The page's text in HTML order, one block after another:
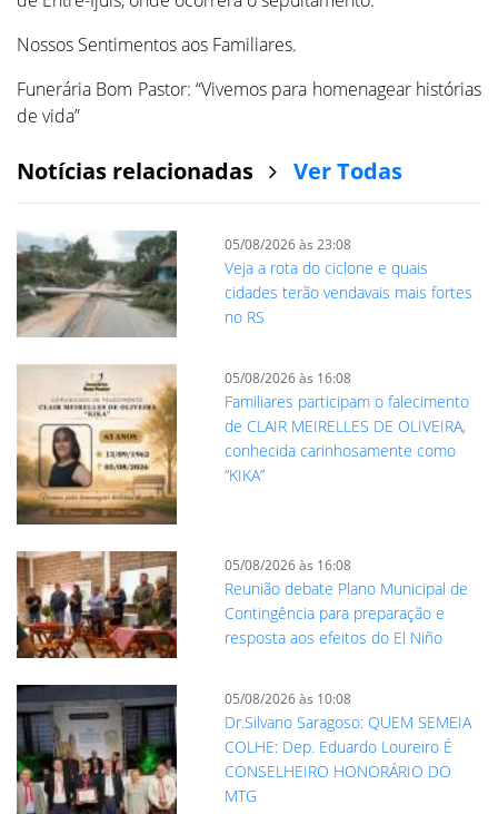
Nossos Sentimentos aos Familiares.
Funerária Bom Pastor: “Vivemos para homenagear histórias
de vida”
Notícias relacionadas Ver Todas
05/08/2026 às 23:08
Veja a rota do ciclone e quais
cidades terão vendavais mais fortes
no RS
05/08/2026 às 16:08
Familiares participam o falecimento
de CLAIR MEIRELLES DE OLIVEIRA,
conhecida carinhosamente como
“KIKA”
05/08/2026 às 16:08
Reunião debate Plano Municipal de
Contingência para preparação e
resposta aos efeitos do El Niño
05/08/2026 às 10:08
Dr.Silvano Saragoso: QUEM SEMEIA
COLHE: Dep. Eduardo Loureiro É
CONSELHEIRO HONORÁRIO DO
MTG